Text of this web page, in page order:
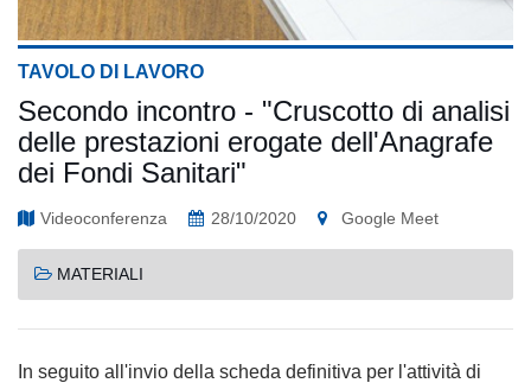
TAVOLO DI LAVORO
Secondo incontro - "Cruscotto di analisi
delle prestazioni erogate dell'Anagrafe
dei Fondi Sanitari"
Videoconferenza 28/10/2020 Google Meet
MATERIALI
In seguito all'invio della scheda definitiva per l'attività di